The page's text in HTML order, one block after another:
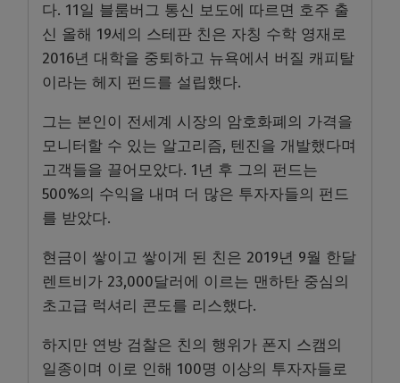
다. 11일 블룸버그 통신 보도에 따르면 호주 출
신 올해 19세의 스테판 친은 자칭 수학 영재로
2016년 대학을 중퇴하고 뉴욕에서 버질 캐피탈
이라는 헤지 펀드를 설립했다.
그는 본인이 전세계 시장의 암호화폐의 가격을
모니터할 수 있는 알고리즘, 텐진을 개발했다며
고객들을 끌어모았다. 1년 후 그의 펀드는
500%의 수익을 내며 더 많은 투자자들의 펀드
를 받았다.
현금이 쌓이고 쌓이게 된 친은 2019년 9월 한달
렌트비가 23,000달러에 이르는 맨하탄 중심의
초고급 럭셔리 콘도를 리스했다.
하지만 연방 검찰은 친의 행위가 폰지 스캠의
일종이며 이로 인해 100명 이상의 투자자들로